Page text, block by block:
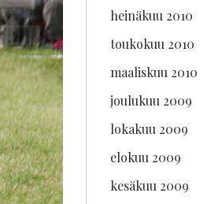
heinäkuu 2010
toukokuu 2010
maaliskuu 2010
joulukuu 2009
lokakuu 2009
elokuu 2009
kesäkuu 2009